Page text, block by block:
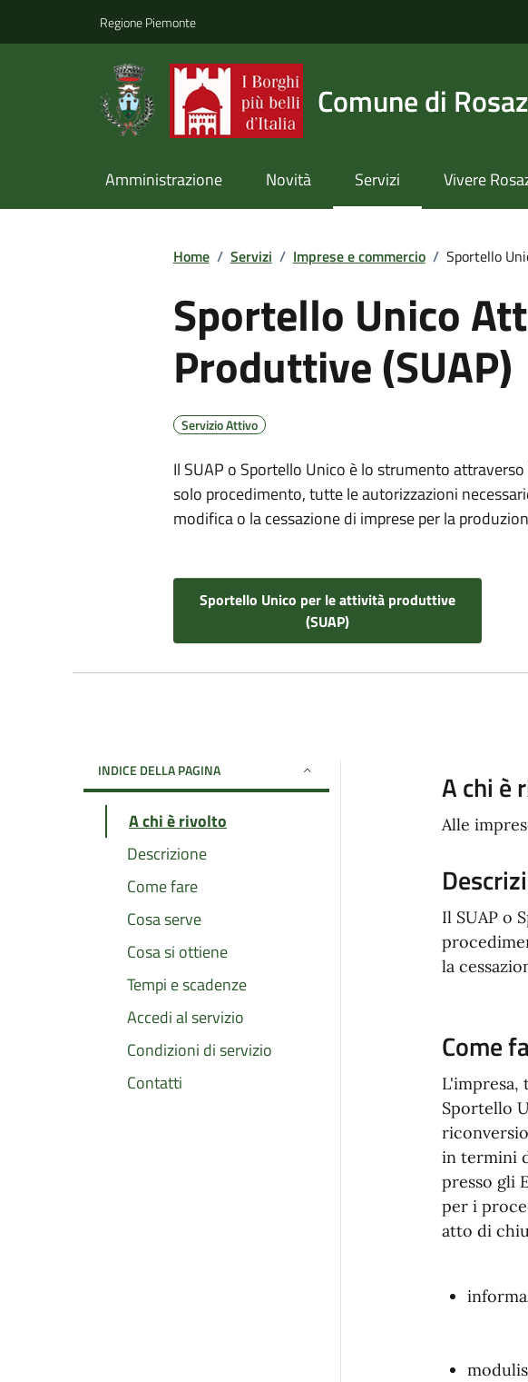
Regione Piemonte
Comune di
Amministrazione Novità Servizi Vivere
Home / Servizi / Imprese e commercio / Sportello
Sportello Unico
Produttive (SUAP)
Servizio Attivo
Il SUAP o Sportello Unico è lo strumento
solo procedimento, tutte le autorizzazioni
modifica o la cessazione di imprese per la
Sportello Unico per le attività produttive
(SUAP)
INDICE DELLA PAGINA
A chi è rivolto
Descrizione
Come fare
Cosa serve
Cosa si ottiene
Tempi e scadenze
Accedi al servizio
Condizioni di servizio
Contatti
A chi è
Alle
Il SUAP o
la
Come
Sportello
in termini
presso gli
per i
atto di